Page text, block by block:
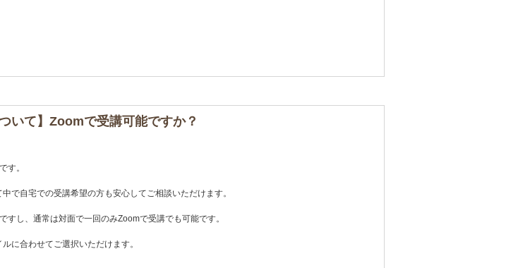
ついて】Zoomで受講可能ですか？
す。
で自宅での受講希望の方も安心してご相談いただけます。
すし、通常は対面で一回のみZoomで受講でも可能です。
に合わせてご選択いただけます。